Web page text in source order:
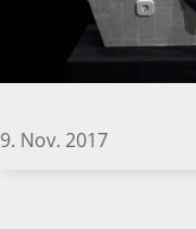
9. Nov. 2017